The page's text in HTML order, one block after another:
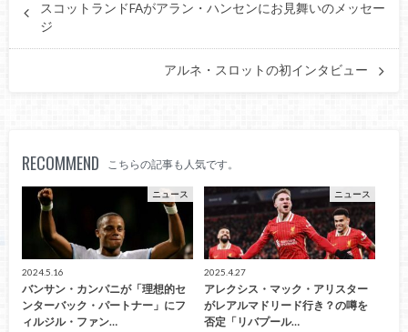
スコットランドFAがアラン・ハンセンにお見舞いのメッセー
ジ
アルネ・スロットの初インタビュー
RECOMMEND こちらの記事も人気です。
ニュース
2024.5.16
バンサン・カンパニが「理想的セ
ンターバック・パートナー」にフ
ィルジル・ファン…
ニュース
2025.4.27
アレクシス・マック・アリスター
がレアルマドリード行き？の噂を
否定「リバプール…